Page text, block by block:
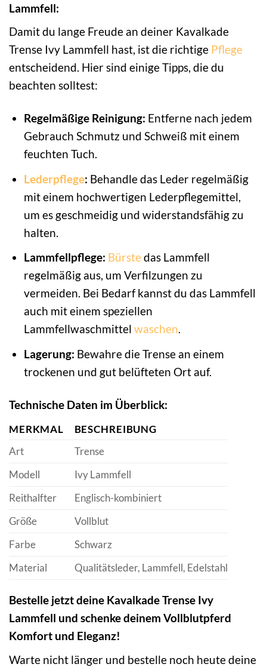
Lammfell:
Damit du lange Freude an deiner Kavalkade
Trense Ivy Lammfell hast, ist die richtige Pflege
entscheidend. Hier sind einige Tipps, die du
beachten solltest:
Regelmäßige Reinigung: Entferne nach jedem
Gebrauch Schmutz und Schweiß mit einem
feuchten Tuch.
Lederpflege: Behandle das Leder regelmäßig
mit einem hochwertigen Lederpflegemittel,
um es geschmeidig und widerstandsfähig zu
halten.
Lammfellpflege: Bürstedas Lammfell
regelmäßig aus, um Verfilzungen zu
vermeiden. Bei Bedarf kannst du das Lammfell
auch mit einem speziellen
Lammfellwaschmittel waschen.
Lagerung: Bewahre die Trense an einem
trockenen und gut belüfteten Ort auf.
Technische Daten im Überblick:
MERKMAL
BESCHREIBUNG
Art
Trense
Modell
Ivy Lammfell
Reithalfter
Englisch-kombiniert
Größe
Vollblut
Farbe
Schwarz
Material
Qualitätsleder, Lammfell, Edelstahl
Bestelle jetzt deine Kavalkade Trense Ivy
Lammfell und schenke deinem Vollblutpferd
Komfort und Eleganz!
Warte nicht länger und bestelle noch heute deine